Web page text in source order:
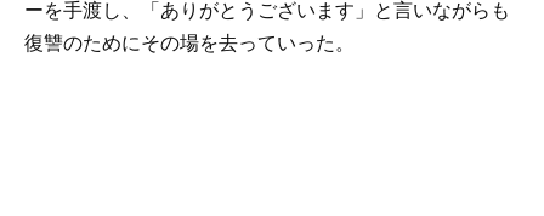
ーを手渡し、「ありがとうございます」と言いながらも
復讐のためにその場を去っていった。